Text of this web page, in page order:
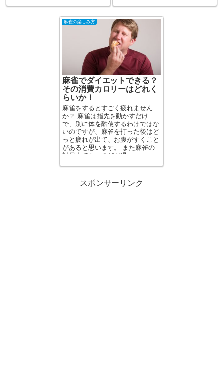
麻雀の楽しみ方
麻雀でダイエットできる？
その消費カロリーはどれく
らいか！
麻雀をするとすごく疲れません
か？ 麻雀は指先を動かすだけ
で、別に体を酷使するわけではな
いのですが、麻雀を打った後はど
っと疲れが出て、お腹がすくこと
があると思います。 また麻雀の
対局中でも、のどが渇...
スポンサーリンク